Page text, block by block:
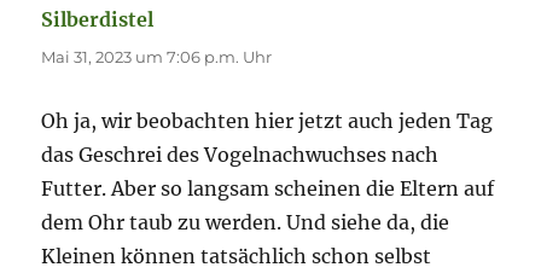
Silberdistel
Mai 31, 2023 um 7:06 p.m. Uhr
Oh ja, wir beobachten hier jetzt auch jeden Tag
das Geschrei des Vogelnachwuchses nach
Futter. Aber so langsam scheinen die Eltern auf
dem Ohr taub zu werden. Und siehe da, die
Kleinen können tatsächlich schon selbst